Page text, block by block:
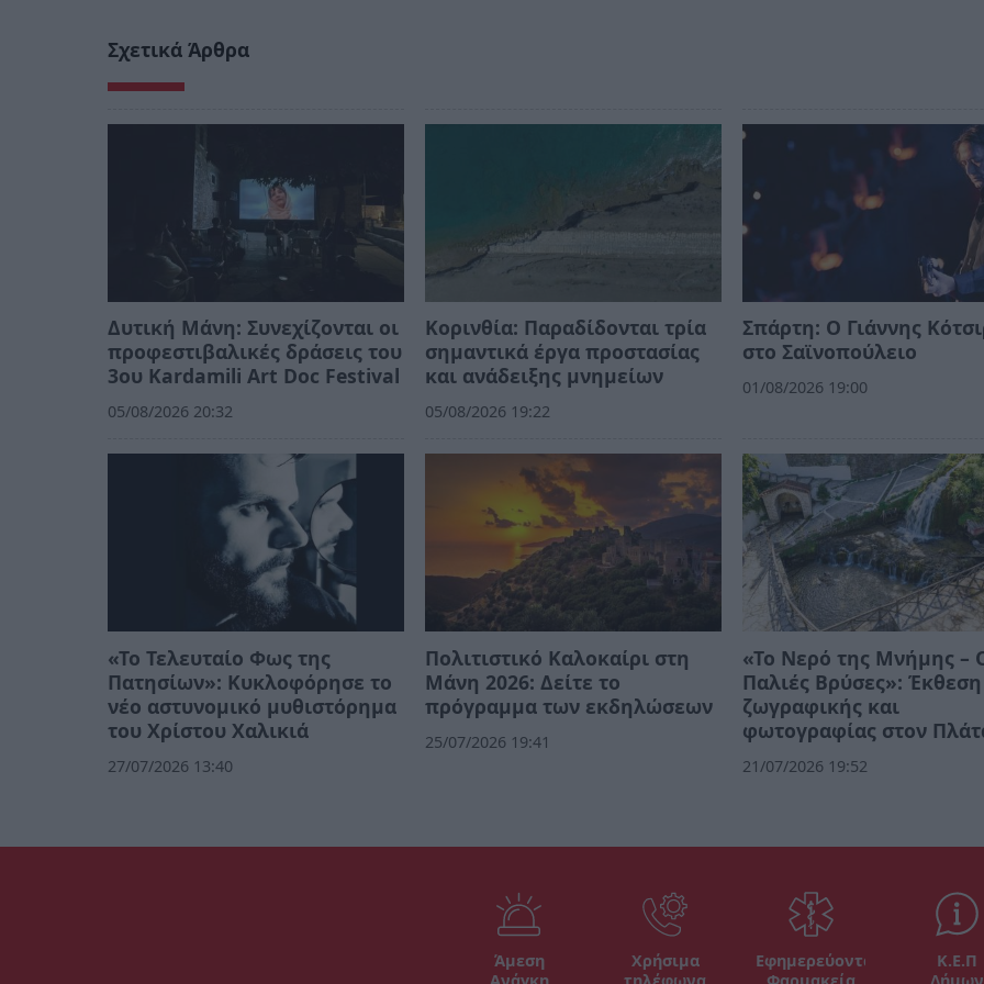
Σχετικά Άρθρα
Δυτική Μάνη: Συνεχίζονται οι
προφεστιβαλικές δράσεις του
3ου Kardamili Art Doc Festival
05/08/2026 20:32
Κορινθία: Παραδίδονται τρία
σημαντικά έργα προστασίας
και ανάδειξης μνημείων
05/08/2026 19:22
Σπάρτη: Ο Γιάννης
στο Σαϊνοπούλειο
01/08/2026 19:00
«Το Τελευταίο Φως της
Πατησίων»: Κυκλοφόρησε το
νέο αστυνομικό μυθιστόρημα
του Χρίστου Χαλικιά
27/07/2026 13:40
Πολιτιστικό Καλοκαίρι στη
Μάνη 2026: Δείτε το
πρόγραμμα των εκδηλώσεων
25/07/2026 19:41
«Το Νερό της Μνήμης –
Παλιές Βρύσες»: Έκθεση
ζωγραφικής και
φωτογραφίας στον
21/07/2026 19:52
Άμεση
Ανάγκη
Χρήσιμα
τηλέφωνα
Εφημερεύοντα
Φαρμακεία
Κ.Ε.Π
Δήμων